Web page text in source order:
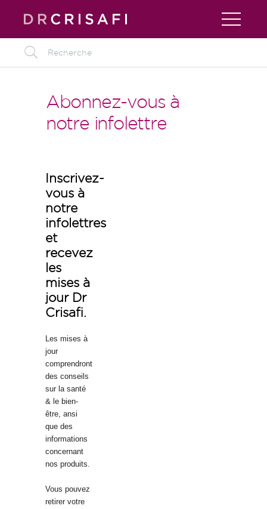
L
Abonnez-vous à
notre infolettre
Inscrivez-
vous à
notre
infolettres
et
recevez
les
mises à
jour Dr
Crisafi.
Les mises à
jour
comprendront
des conseils
sur la santé
& le bien-
être, ansi
que des
informations
concernant
nos produits.
Vous pouvez
retirer votre